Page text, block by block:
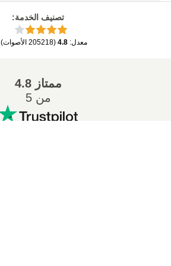
تصنيف الخدمة:
معدل:
4.8
(
205218 الأصوات)
ممتاز 4.8
من 5